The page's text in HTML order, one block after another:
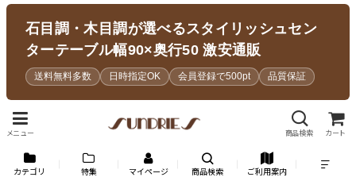
石目調・木目調が選べるスタイリッシュセン
ターテーブル幅90×奥行50 激安通販
送料無料多数 日時指定OK 会員登録で500pt 品質保証
メニュー 商品検索 カート
カテゴリ 特集 マイページ 商品検索 ご利用案内